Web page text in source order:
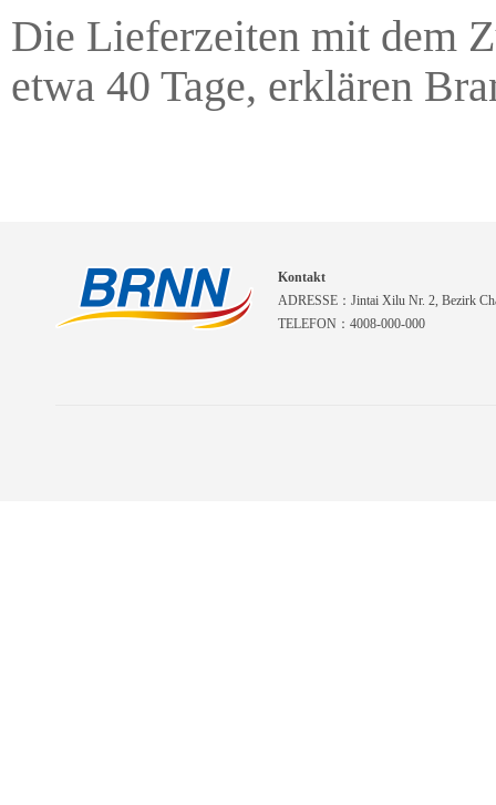
Die Lieferzeiten mit dem
etwa 40 Tage, erklären
Kontakt
ADRESSE：Jintai Xilu Nr. 2, Bezirk
TELEFON：4008-000-000